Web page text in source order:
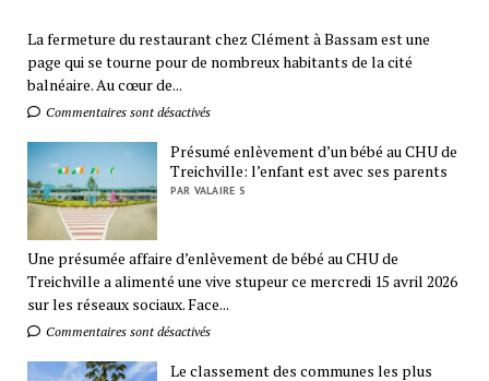
La fermeture du restaurant chez Clément à Bassam est une
page qui se tourne pour de nombreux habitants de la cité
balnéaire. Au cœur de...
Commentaires sont désactivés
Présumé enlèvement d’un bébé au CHU de
Treichville: l’enfant est avec ses parents
PAR VALAIRE S
Une présumée affaire d’enlèvement de bébé au CHU de
Treichville a alimenté une vive stupeur ce mercredi 15 avril 2026
sur les réseaux sociaux. Face...
Commentaires sont désactivés
Le classement des communes les plus